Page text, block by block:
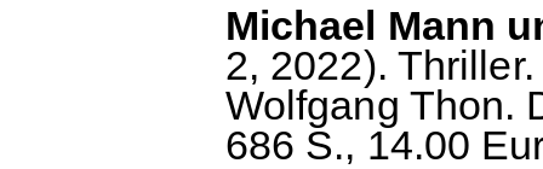
Michael Mann
2, 2022).
Wolfgang Thon.
686 S., 14.00